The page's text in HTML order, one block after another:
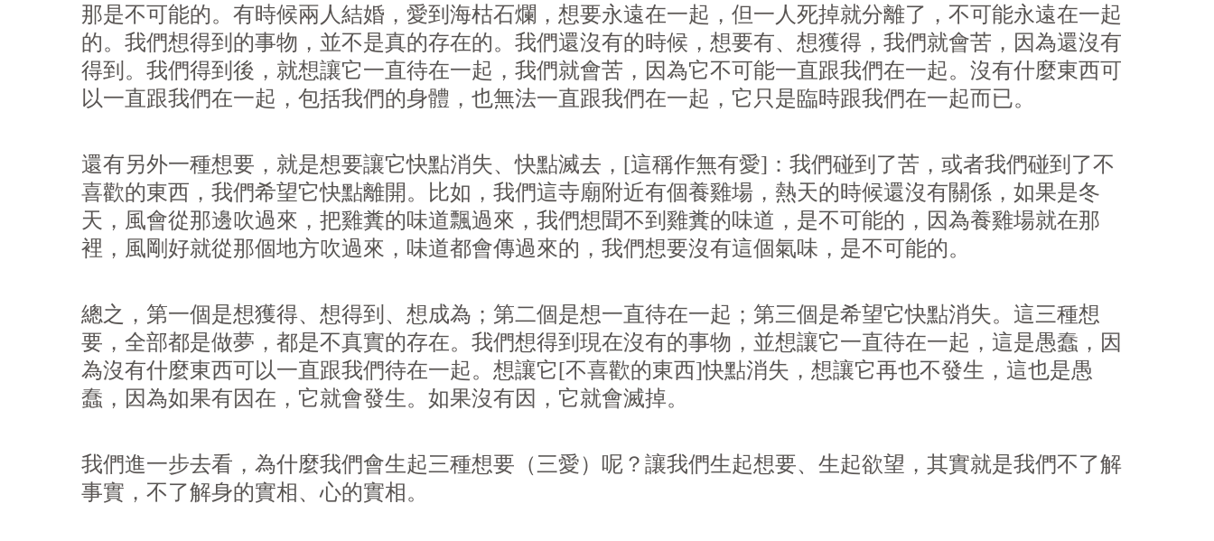
那是不可能的。有時候兩人結婚，愛到海枯石爛，想要永遠在一起，但一人死掉就分離了，不可能永遠在一起
的。我們想得到的事物，並不是真的存在的。我們還沒有的時候，想要有、想獲得，我們就會苦，因為還沒有
得到。我們得到後，就想讓它一直待在一起，我們就會苦，因為它不可能一直跟我們在一起。沒有什麼東西可
以一直跟我們在一起，包括我們的身體，也無法一直跟我們在一起，它只是臨時跟我們在一起而已。
還有另外一種想要，就是想要讓它快點消失、快點滅去，[這稱作無有愛]：我們碰到了苦，或者我們碰到了不
喜歡的東西，我們希望它快點離開。比如，我們這寺廟附近有個養雞場，熱天的時候還沒有關係，如果是冬
天，風會從那邊吹過來，把雞糞的味道飄過來，我們想聞不到雞糞的味道，是不可能的，因為養雞場就在那
裡，風剛好就從那個地方吹過來，味道都會傳過來的，我們想要沒有這個氣味，是不可能的。
總之，第一個是想獲得、想得到、想成為；第二個是想一直待在一起；第三個是希望它快點消失。這三種想
要，全部都是做夢，都是不真實的存在。我們想得到現在沒有的事物，並想讓它一直待在一起，這是愚蠢，因
為沒有什麼東西可以一直跟我們待在一起。想讓它[不喜歡的東西]快點消失，想讓它再也不發生，這也是愚
蠢，因為如果有因在，它就會發生。如果沒有因，它就會滅掉。
我們進一步去看，為什麼我們會生起三種想要（三愛）呢？讓我們生起想要、生起欲望，其實就是我們不了解
事實，不了解身的實相、心的實相。